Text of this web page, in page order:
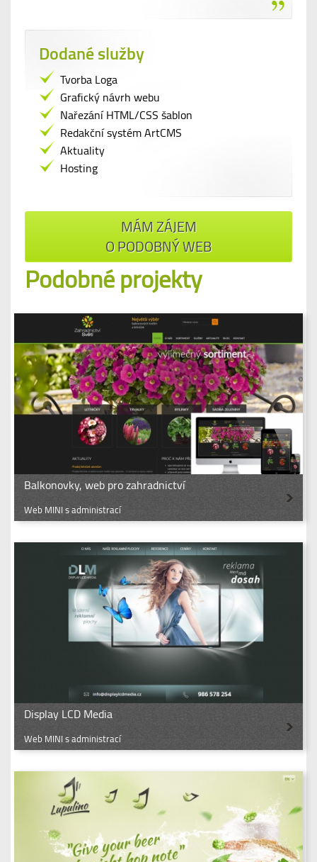
Dodané služby
Tvorba Loga
Grafický návrh webu
Nařezání HTML/CSS šablon
Redakční systém ArtCMS
Aktuality
Hosting
MÁM ZÁJEM
O PODOBNÝ WEB
Podobné projekty
Balkonovky, web pro zahradnictví
Web MINI s administrací
Display LCD Media
Web MINI s administrací